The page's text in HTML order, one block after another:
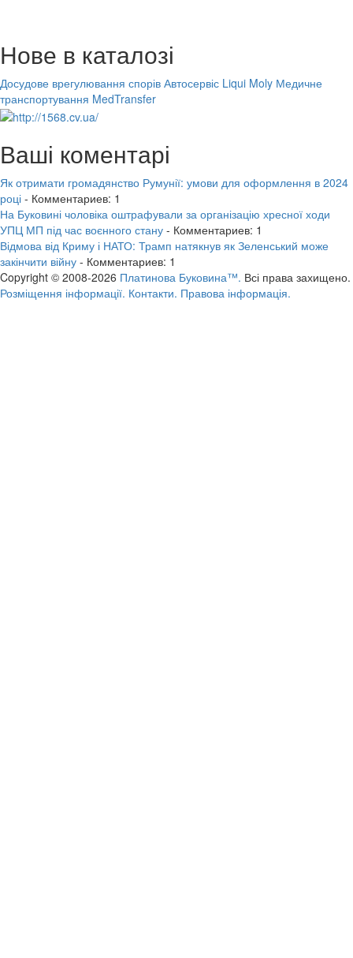
Нове в каталозі
Досудове врегулювання спорів Автосервіс Liqui Moly Медичне
транспортування MedTransfer
Ваші коментарі
Як отримати громадянство Румунії: умови для оформлення в 2024
році - Комментариев: 1
На Буковині чоловіка оштрафували за організацію хресної ходи
УПЦ МП під час воєнного стану - Комментариев: 1
Відмова від Криму і НАТО: Трамп натякнув як Зеленський може
закінчити війну - Комментариев: 1
Copyright © 2008-2026 Платинова Буковина™. Всі права захищено.
Розміщення інформації. Контакти. Правова інформація.